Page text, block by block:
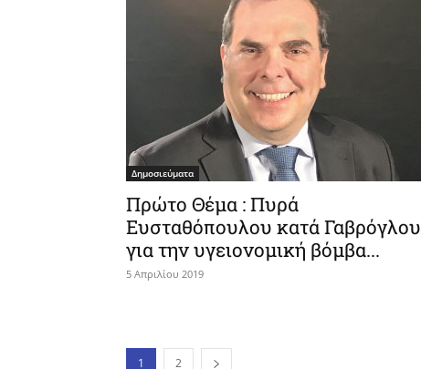
Δημοσιεύματα
Πρώτο Θέμα : Πυρά
Ευσταθόπουλου κατά Γαβρόγλου
για την υγειονομική βόμβα...
5 Απριλίου 2019
1 2